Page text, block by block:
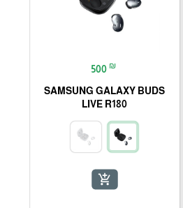
500 ₪
SAMSUNG GALAXY BUDS
LIVE R180
add_shopping_cart